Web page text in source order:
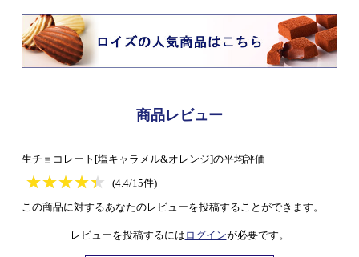
商品レビュー
生チョコレート[塩キャラメル&オレンジ]の平均評価
★★★★★
★★★★★
(4.4/15件)
この商品に対するあなたのレビューを投稿することができます。
レビューを投稿するには ログインが必要です。